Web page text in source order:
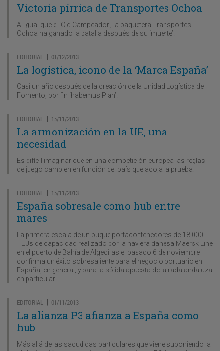
Victoria pírrica de Transportes Ochoa
Al igual que el ‘Cid Campeador’, la paquetera Transportes
Ochoa ha ganado la batalla después de su ‘muerte’.
EDITORIAL | 01/12/2013
La logística, icono de la ‘Marca España’
Casi un año después de la creación de la Unidad Logística de
Fomento, por fin ‘habemus Plan’.
EDITORIAL | 15/11/2013
La armonización en la UE, una
necesidad
Es difícil imaginar que en una competición europea las reglas
de juego cambien en función del país que acoja la prueba.
EDITORIAL | 15/11/2013
España sobresale como hub entre
mares
La primera escala de un buque portacontenedores de 18.000
TEUs de capacidad realizado por la naviera danesa Maersk Line
en el puerto de Bahía de Algeciras el pasado 6 de noviembre
confirma un éxito sobresaliente para el negocio portuario en
España, en general, y para la sólida apuesta de la rada andaluza
en particular.
EDITORIAL | 01/11/2013
La alianza P3 afianza a España como
hub
Más allá de las sacudidas particulares que viene suponiendo la